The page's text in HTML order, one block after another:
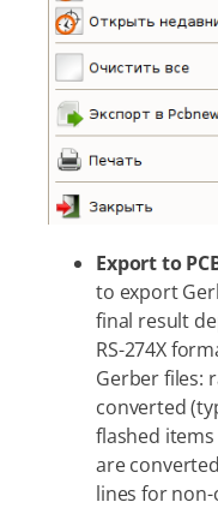
Export to
to export
final result
RS-274X
Gerber files:
converted
flashed
are
lines for